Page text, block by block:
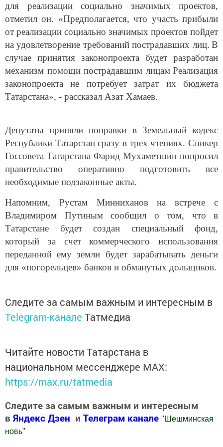
для реализации социально значимых проектов,
отметил он. «Предполагается, что участь прибыли
от реализации социально значимых проектов пойдет
на удовлетворение требований пострадавших лиц. В
случае принятия законопроекта будет разработан
механизм помощи пострадавшим лицам Реализация
законопроекта не потребует затрат их бюджета
Татарстана», - рассказал Азат Хамаев.
Депутаты приняли поправки в Земельный кодекс
Республики Татарстан сразу в трех чтениях. Спикер
Госсовета Татарстана Фарид Мухаметшин попросил
правительство оперативно подготовить все
необходимые подзаконные акты.
Напомним, Рустам Минниханов на встрече с
Владимиром Путиным сообщил о том, что в
Татарстане будет создан специальный фонд,
который за счет коммерческого использования
переданной ему земли будет зарабатывать деньги
для «погорельцев» банков и обманутых дольщиков.
Следите за самым важным и интересным в
Telegram-канале Татмедиа
Читайте новости Татарстана в
национальном мессенджере MАХ:
https://max.ru/tatmedia
Следите за самым важным и интересным
в Яндекс Дзен и Телеграм канале " Шешминская
новь"